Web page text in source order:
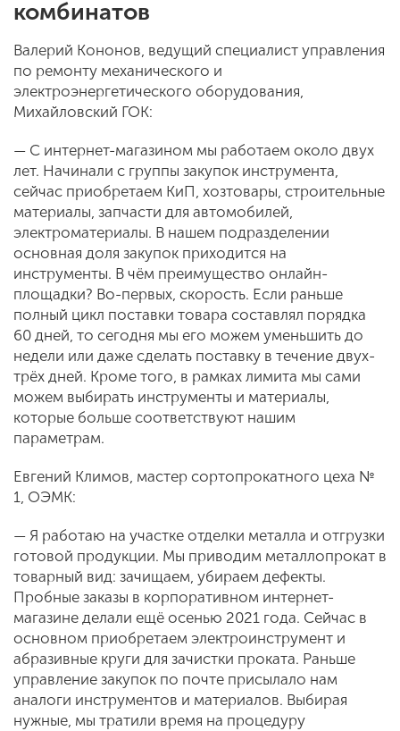
комбинатов
Валерий Кононов, ведущий специалист управления
по ремонту механического и
электроэнергетического оборудования,
Михайловский ГОК:
— С интернет-магазином мы работаем около двух
лет. Начинали с группы закупок инструмента,
сейчас приобретаем КиП, хозтовары, строительные
материалы, запчасти для автомобилей,
электроматериалы. В нашем подразделении
основная доля закупок приходится на
инструменты. В чём преимущество онлайн-
площадки? Во-первых, скорость. Если раньше
полный цикл поставки товара составлял порядка
60 дней, то сегодня мы его можем уменьшить до
недели или даже сделать поставку в течение двух-
трёх дней. Кроме того, в рамках лимита мы сами
можем выбирать инструменты и материалы,
которые больше соответствуют нашим
параметрам.
Евгений Климов, мастер сортопрокатного цеха №
1, ОЭМК:
— Я работаю на участке отделки металла и отгрузки
готовой продукции. Мы приводим металлопрокат в
товарный вид: зачищаем, убираем дефекты.
Пробные заказы в корпоративном интернет-
магазине делали ещё осенью 2021 года. Сейчас в
основном приобретаем электроинструмент и
абразивные круги для зачистки проката. Раньше
управление закупок по почте присылало нам
аналоги инструментов и материалов. Выбирая
нужные, мы тратили время на процедуру